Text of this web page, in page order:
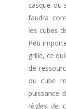
casque ou
faudra
les cubes
Peu
grille, ce
de
ou cube
puissance
règles de